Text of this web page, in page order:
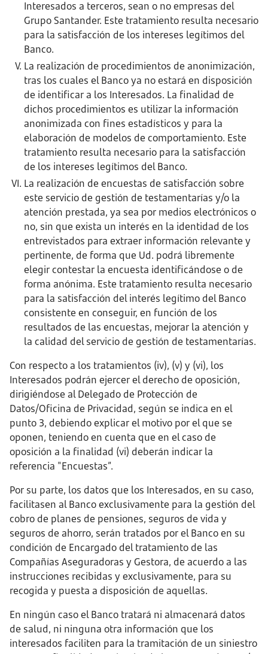
Interesados a terceros, sean o no empresas del
Grupo Santander. Este tratamiento resulta necesario
para la satisfacción de los intereses legítimos del
Banco.
La realización de procedimientos de anonimización,
tras los cuales el Banco ya no estará en disposición
de identificar a los Interesados. La finalidad de
dichos procedimientos es utilizar la información
anonimizada con fines estadísticos y para la
elaboración de modelos de comportamiento. Este
tratamiento resulta necesario para la satisfacción
de los intereses legítimos del Banco.
La realización de encuestas de satisfacción sobre
este servicio de gestión de testamentarías y/o la
atención prestada, ya sea por medios electrónicos o
no, sin que exista un interés en la identidad de los
entrevistados para extraer información relevante y
pertinente, de forma que Ud. podrá libremente
elegir contestar la encuesta identificándose o de
forma anónima. Este tratamiento resulta necesario
para la satisfacción del interés legítimo del Banco
consistente en conseguir, en función de los
resultados de las encuestas, mejorar la atención y
la calidad del servicio de gestión de testamentarías.
Con respecto a los tratamientos (iv), (v) y (vi), los
Interesados podrán ejercer el derecho de oposición,
dirigiéndose al Delegado de Protección de
Datos/Oficina de Privacidad, según se indica en el
punto 3, debiendo explicar el motivo por el que se
oponen, teniendo en cuenta que en el caso de
oposición a la finalidad (vi) deberán indicar la
referencia "Encuestas”.
Por su parte, los datos que los Interesados, en su caso,
facilitasen al Banco exclusivamente para la gestión del
cobro de planes de pensiones, seguros de vida y
seguros de ahorro, serán tratados por el Banco en su
condición de Encargado del tratamiento de las
Compañías Aseguradoras y Gestora, de acuerdo a las
instrucciones recibidas y exclusivamente, para su
recogida y puesta a disposición de aquellas.
En ningún caso el Banco tratará ni almacenará datos
de salud, ni ninguna otra información que los
interesados faciliten para la tramitación de un siniestro